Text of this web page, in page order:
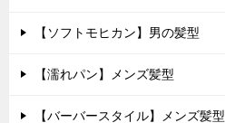
【ソフトモヒカン】男の髪型
【濡れパン】メンズ髪型
【バーバースタイル】メンズ髪型